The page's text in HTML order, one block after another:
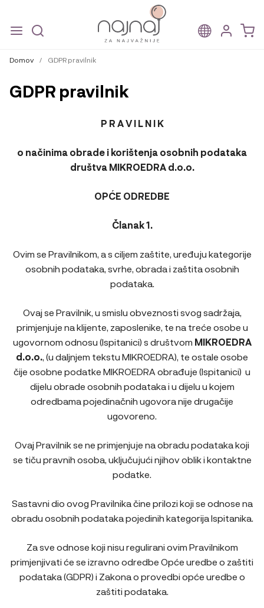
to
to
Domov / GDPR pravilnik
GDPR pravilnik
P R A V I L N I K
o načinima obrade i korištenja osobnih podataka
društvaMIKROEDRA d.o.o.
OPĆE ODREDBE
Članak 1.
Ovim se Pravilnikom, a s ciljem zaštite, uređuju kategorije
osobnih podataka, svrhe, obrada i zaštita osobnih
podataka.
Ovaj se Pravilnik, u smislu obveznosti svog sadržaja,
primjenjuje na klijente, zaposlenike, te na treće osobe u
ugovornom odnosu (Ispitanici) s društvom MIKROEDRA
d.o.o., (u daljnjem tekstu MIKROEDRA), te ostale osobe
čije osobne podatke MIKROEDRA obrađuje (Ispitanici) u
dijelu obrade osobnih podataka i u dijelu u kojem
odredbama pojedinačnih ugovora nije drugačije
ugovoreno.
Ovaj Pravilnik se ne primjenjuje na obradu podataka koji
se tiču pravnih osoba, uključujući njihov oblik i kontaktne
podatke.
Sastavni dio ovog Pravilnika čine prilozi koji se odnose na
obradu osobnih podataka pojedinih kategorija Ispitanika.
Za sve odnose koji nisu regulirani ovim Pravilnikom
primjenjivati će se izravno odredbe Opće uredbe o zaštiti
podataka (GDPR) i Zakona o provedbi opće uredbe o
zaštiti podataka.